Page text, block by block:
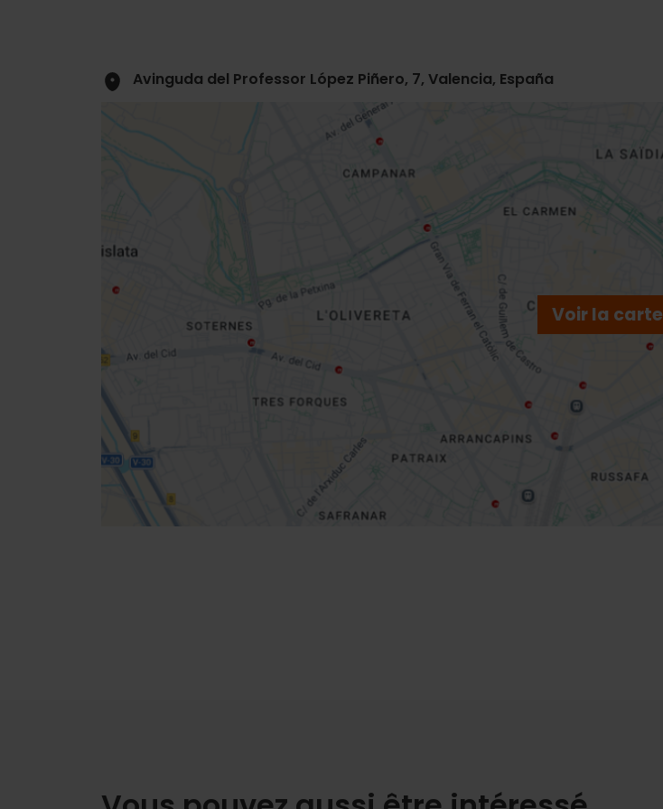
Avinguda del Professor López Piñero, 7, Valencia, España
Voir la carte
Directions
sidebar